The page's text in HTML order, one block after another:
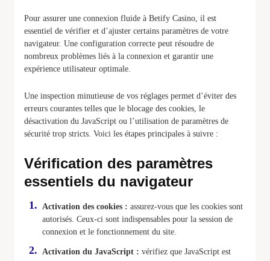
Pour assurer une connexion fluide à Betify Casino, il est
essentiel de vérifier et d’ajuster certains paramètres de votre
navigateur. Une configuration correcte peut résoudre de
nombreux problèmes liés à la connexion et garantir une
expérience utilisateur optimale.
Une inspection minutieuse de vos réglages permet d’éviter des
erreurs courantes telles que le blocage des cookies, le
désactivation du JavaScript ou l’utilisation de paramètres de
sécurité trop stricts. Voici les étapes principales à suivre :
Vérification des paramètres
essentiels du navigateur
Activation des cookies : assurez-vous que les cookies sont
autorisés. Ceux-ci sont indispensables pour la session de
connexion et le fonctionnement du site.
Activation du JavaScript : vérifiez que JavaScript est